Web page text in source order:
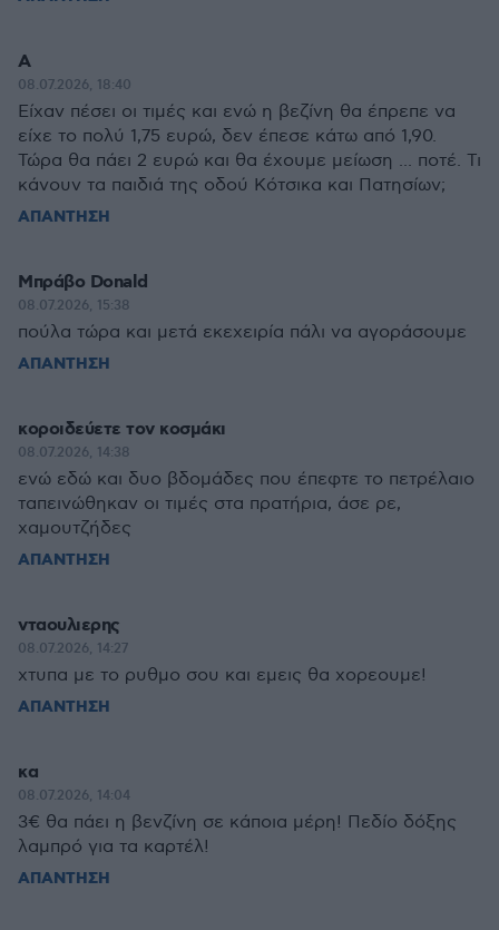
Α
08.07.2026, 18:40
Είχαν πέσει οι τιμές και ενώ η βεζίνη θα έπρεπε να
είχε το πολύ 1,75 ευρώ, δεν έπεσε κάτω από 1,90.
Τώρα θα πάει 2 ευρώ και θα έχουμε μείωση ... ποτέ. Τι
κάνουν τα παιδιά της οδού Κότσικα και Πατησίων;
ΑΠΑΝΤΗΣΗ
Μπράβο Donald
08.07.2026, 15:38
πούλα τώρα και μετά εκεχειρία πάλι να αγοράσουμε
ΑΠΑΝΤΗΣΗ
κοροιδεύετε τον κοσμάκι
08.07.2026, 14:38
ενώ εδώ και δυο βδομάδες που έπεφτε το πετρέλαιο
ταπεινώθηκαν οι τιμές στα πρατήρια, άσε ρε,
χαμουτζήδες
ΑΠΑΝΤΗΣΗ
νταουλιερης
08.07.2026, 14:27
χτυπα με το ρυθμο σου και εμεις θα χορεουμε!
ΑΠΑΝΤΗΣΗ
κα
08.07.2026, 14:04
3€ θα πάει η βενζίνη σε κάποια μέρη! Πεδίο δόξης
λαμπρό για τα καρτέλ!
ΑΠΑΝΤΗΣΗ